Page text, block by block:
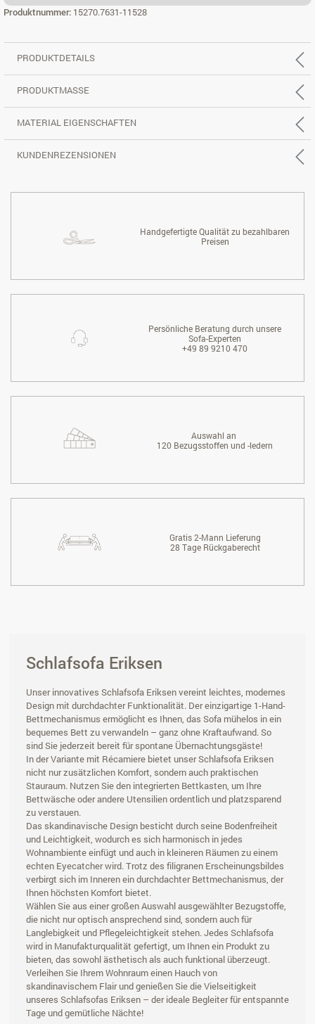
Produktnummer: 15270.7631-11528
PRODUKTDETAILS
PRODUKTMASSE
MATERIAL EIGENSCHAFTEN
KUNDENREZENSIONEN
Handgefertigte Qualität zu bezahlbaren
Preisen
Persönliche Beratung durch unsere
Sofa-Experten
+49 89 9210 470
Auswahl an
120 Bezugsstoffen und -ledern
Gratis 2-Mann Lieferung
28 Tage Rückgaberecht
Schlafsofa Eriksen
Unser innovatives Schlafsofa Eriksen vereint leichtes, modernes
Design mit durchdachter Funktionalität. Der einzigartige 1-Hand-
Bettmechanismus ermöglicht es Ihnen, das Sofa mühelos in ein
bequemes Bett zu verwandeln – ganz ohne Kraftaufwand. So
sind Sie jederzeit bereit für spontane Übernachtungsgäste!
In der Variante mit Récamiere bietet unser Schlafsofa Eriksen
nicht nur zusätzlichen Komfort, sondern auch praktischen
Stauraum. Nutzen Sie den integrierten Bettkasten, um Ihre
Bettwäsche oder andere Utensilien ordentlich und platzsparend
zu verstauen.
Das skandinavische Design besticht durch seine Bodenfreiheit
und Leichtigkeit, wodurch es sich harmonisch in jedes
Wohnambiente einfügt und auch in kleineren Räumen zu einem
echten Eyecatcher wird. Trotz des filigranen Erscheinungsbildes
verbirgt sich im Inneren ein durchdachter Bettmechanismus, der
Ihnen höchsten Komfort bietet.
Wählen Sie aus einer großen Auswahl ausgewählter Bezugstoffe,
die nicht nur optisch ansprechend sind, sondern auch für
Langlebigkeit und Pflegeleichtigkeit stehen. Jedes Schlafsofa
wird in Manufakturqualität gefertigt, um Ihnen ein Produkt zu
bieten, das sowohl ästhetisch als auch funktional überzeugt.
Verleihen Sie Ihrem Wohnraum einen Hauch von
skandinavischem Flair und genießen Sie die Vielseitigkeit
unseres Schlafsofas Eriksen – der ideale Begleiter für entspannte
Tage und gemütliche Nächte!